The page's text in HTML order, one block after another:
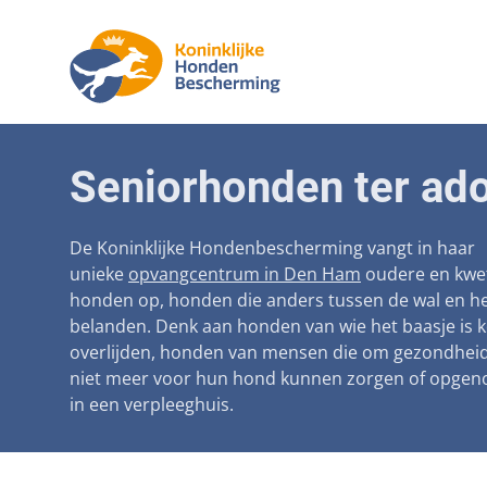
Verplichte
Seniorhonden ter
De Koninklijke Hondenbescherming vangt in haar
unieke opvangcentrum in Den Ham oudere en
honden op, honden die anders tussen de wal en
belanden. Denk aan honden van wie het baasje is
overlijden, honden van mensen die om
niet meer voor hun hond kunnen zorgen of
in een verpleeghuis.